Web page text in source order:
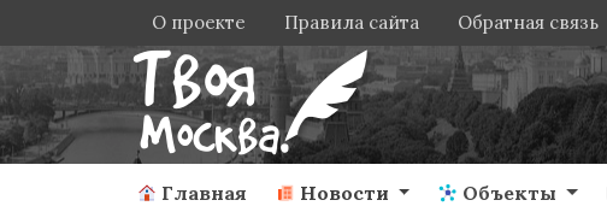
О проекте Правила сайта Обратная связь
Главная Новости Объекты